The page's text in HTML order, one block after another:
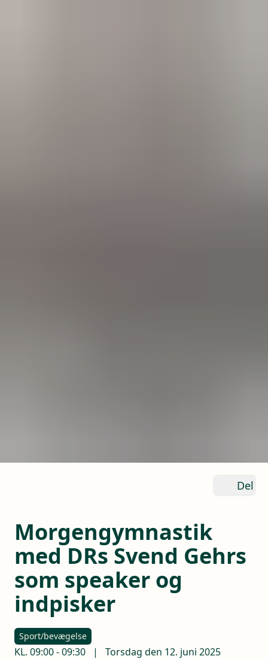
Del
Morgengymnastik
med DRs Svend Gehrs
som speaker og
indpisker
Sport/bevægelse
KL. 09:00-09:30 | Torsdag den 12. juni 2025